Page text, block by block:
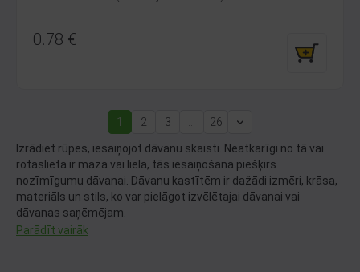
0.78 €
1
(current)
2 3 26
Next
Izrādiet rūpes, iesaiņojot dāvanu skaisti. Neatkarīgi no tā vai
rotaslieta ir maza vai liela, tās iesaiņošana piešķirs
nozīmīgumu dāvanai. Dāvanu kastītēm ir dažādi izmēri, krāsa,
materiāls un stils, ko var pielāgot izvēlētajai dāvanai vai
dāvanas saņēmējam.
Parādīt vairāk